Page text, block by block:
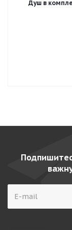
Душ в